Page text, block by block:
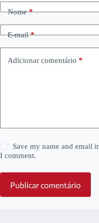
Nome*
E-mail*
Adicionar comentário *
Save my name and email
I comment.
Publicar comentário